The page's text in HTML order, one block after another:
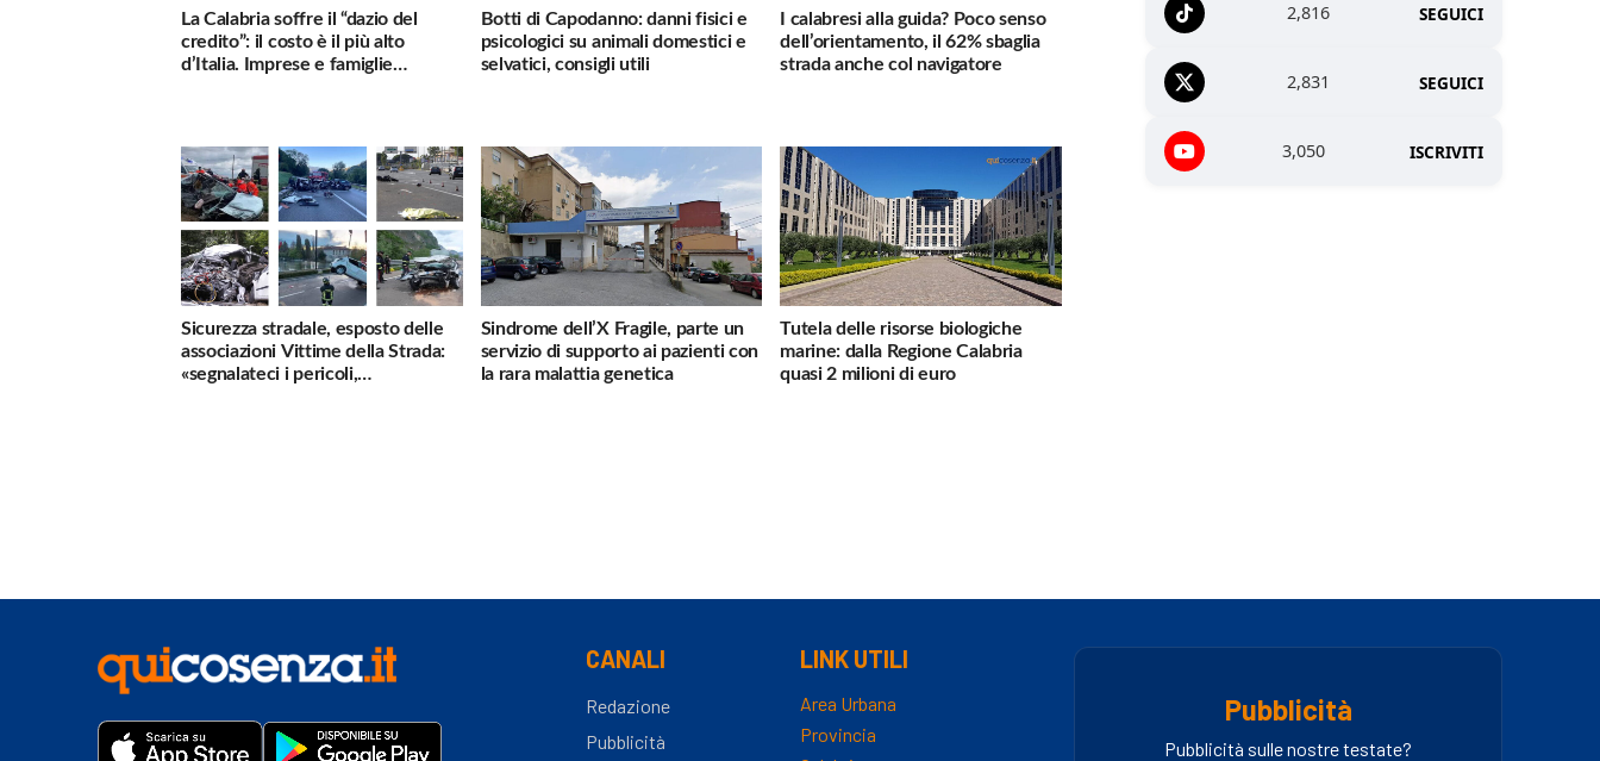
La Calabria soffre il “dazio del
credito”: il costo è il più alto
d’Italia. Imprese e famiglie
Botti di Capodanno: danni fisici e
psicologici su animali domestici e
selvatici, consigli utili
I calabresi alla guida? Poco senso
dell’orientamento, il 62% sbaglia
strada anche col navigatore
Sicurezza stradale, esposto delle
associazioni Vittime della Strada:
«segnalateci i pericoli,
Sindrome dell’X Fragile, parte un
servizio di supporto ai pazienti con
la rara malattia genetica
Tutela delle risorse biologiche
marine: dalla Regione Calabria
quasi 2 milioni di euro
2,816 SEGUICI
2,831 SEGUICI
3,050 ISCRIVITI
CANALI
Redazione
Pubblicità
LINK UTILI
Area Urbana
Provincia
Pubblicità
Pubblicità sulle nostre testate?